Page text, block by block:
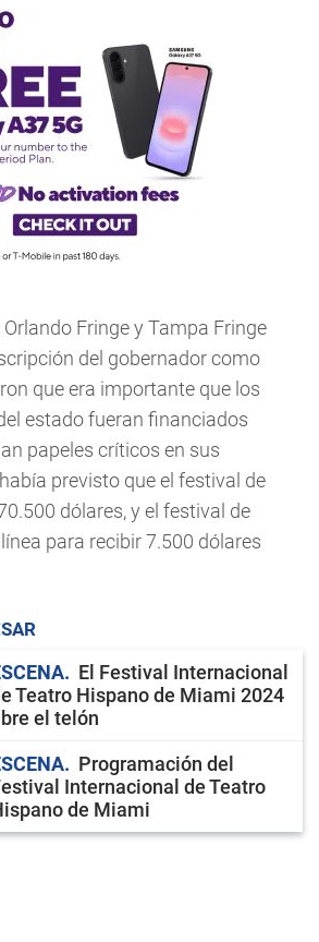
Fringe y Tampa Fringe
del gobernador como
que era importante que los
estado fueran financiados
papeles críticos en sus
previsto que el festival de
dólares, y el festival de
para recibir 7.500 dólares
El Festival Internacional
Teatro Hispano de Miami 2024
el telón
Programación del
Internacional de Teatro
de Miami